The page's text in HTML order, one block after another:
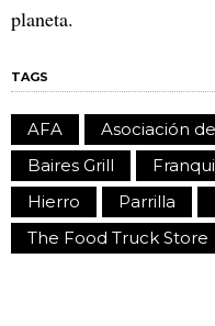
planeta.
TAGS
AFA
Asociación
Baires Grill
Hierro
Parrilla
The Food Truck Store